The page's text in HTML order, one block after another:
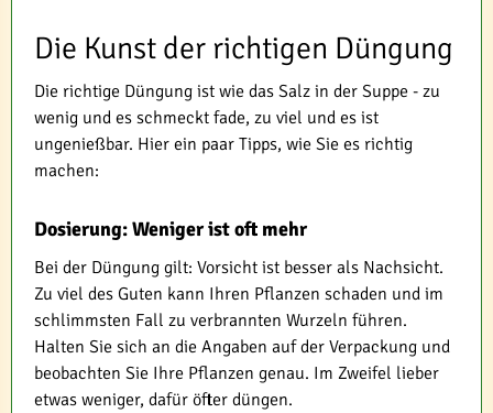
Die Kunst der richtigen Düngung
Die richtige Düngung ist wie das Salz in der Suppe - zu
wenig und es schmeckt fade, zu viel und es ist
ungenießbar. Hier ein paar Tipps, wie Sie es richtig
machen:
Dosierung: Weniger ist oft mehr
Bei der Düngung gilt: Vorsicht ist besser als Nachsicht.
Zu viel des Guten kann Ihren Pflanzen schaden und im
schlimmsten Fall zu verbrannten Wurzeln führen.
Halten Sie sich an die Angaben auf der Verpackung und
beobachten Sie Ihre Pflanzen genau. Im Zweifel lieber
etwas weniger, dafür öfter düngen.